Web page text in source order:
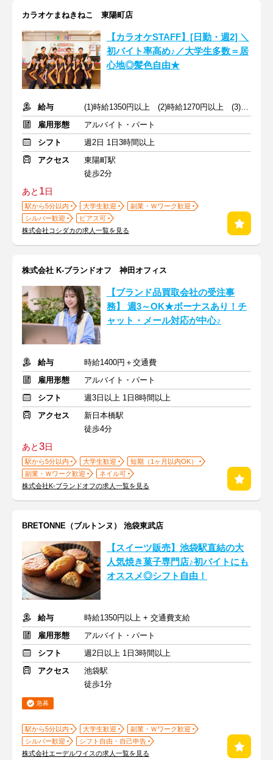
カラオケまねきねこ 東陽町店
【カラオケSTAFF】[日勤・週2] ＼
初バイト率高め♪／大学生多数＝居
心地◎髪色自由★
給与
(1)時給1350円以上 (2)時給1270円以上 (3)時給1350円以上
雇用形態
アルバイト・パート
シフト
週2日 1日3時間以上
アクセス
東陽町駅
徒歩2分
あと 1日
駅から5分以内 大学生歓迎
副業・Ｗワーク歓迎
シルバー歓迎
ピアス可
株式会社コシダカの求人一覧を見る
株式会社 K-ブランドオフ 神田オフィス
【ブランド品買取会社の受注事
務】 週3～OK★ボーナスあり！チ
ャット・メール対応が中心♪
給与
時給1400円＋交通費
雇用形態
アルバイト・パート
シフト
週3日以上 1日8時間以上
アクセス
新日本橋駅
徒歩4分
あと3日
駅から5分以内 大学生歓迎
短期（1ヶ月以内OK）
副業・Ｗワーク歓迎
ネイル可
株式会社K-ブランドオフの求人一覧を見る
BRETONNE（ブルトンヌ） 池袋東武店
【スイーツ販売】池袋駅直結の大
人気焼き菓子専門店♪初バイトにも
オススメ◎シフト自由！
給与
時給1350円以上 + 交通費支給
雇用形態
アルバイト・パート
シフト
週2日以上 1日3時間以上
アクセス
池袋駅
徒歩1分
急募
駅から5分以内 大学生歓迎
副業・Ｗワーク歓迎
シルバー歓迎
シフト自由・自己申告
株式会社エーデルワイスの求人一覧を見る